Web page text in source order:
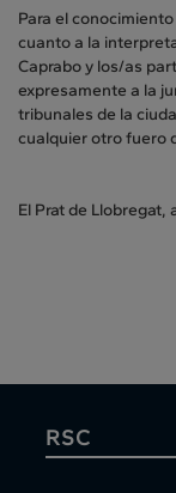
Para el
cuanto a la
Caprabo y los/as
expresamente a la
tribunales de la
cualquier otro fuero
El Prat de Llobregat,
RSC